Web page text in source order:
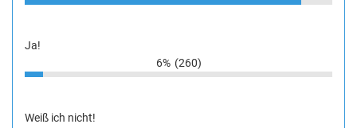
Ja!
6% (260)
Weiß ich nicht!